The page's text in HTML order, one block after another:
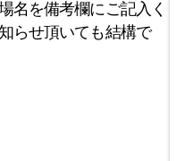
名を備考欄にご記入く
らせ頂いても結構で